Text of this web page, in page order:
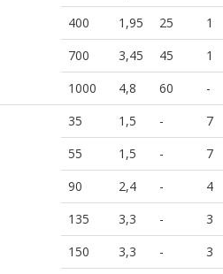
400
1,95 25 1
700
3,45 45 1
1000
4,8 60 -
35 1,5 - 7
55
1,5 - 7
90
2,4 - 4
135
3,3 - 3
150
3,3 - 3